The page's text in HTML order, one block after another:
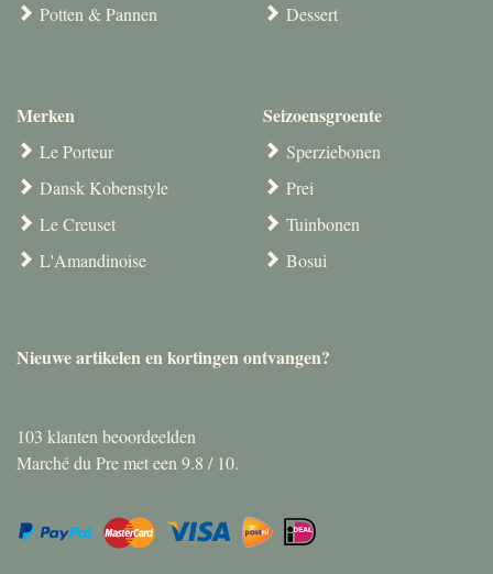
Potten & Pannen
Merken
Le Porteur
Dansk Kobenstyle
Le Creuset
L'Amandinoise
Dessert
Seizoensgroente
Sperziebonen
Prei
Tuinbonen
Bosui
Nieuwe artikelen en kortingen ontvangen?
103 klanten beoordeelden
Marché du Pre met een 9.8 / 10.